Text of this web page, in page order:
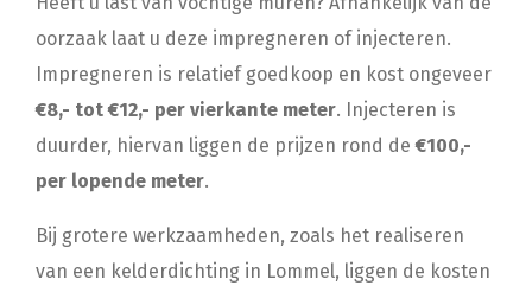
oorzaak laat u deze impregneren of injecteren.
Impregneren is relatief goedkoop en kost ongeveer
€8,- tot €12,- per vierkante meter. Injecteren is
duurder, hiervan liggen de prijzen rond de€100,-
per lopende meter.
Bij grotere werkzaamheden, zoals het realiseren
van een kelderdichting in Lommel, liggen de kosten